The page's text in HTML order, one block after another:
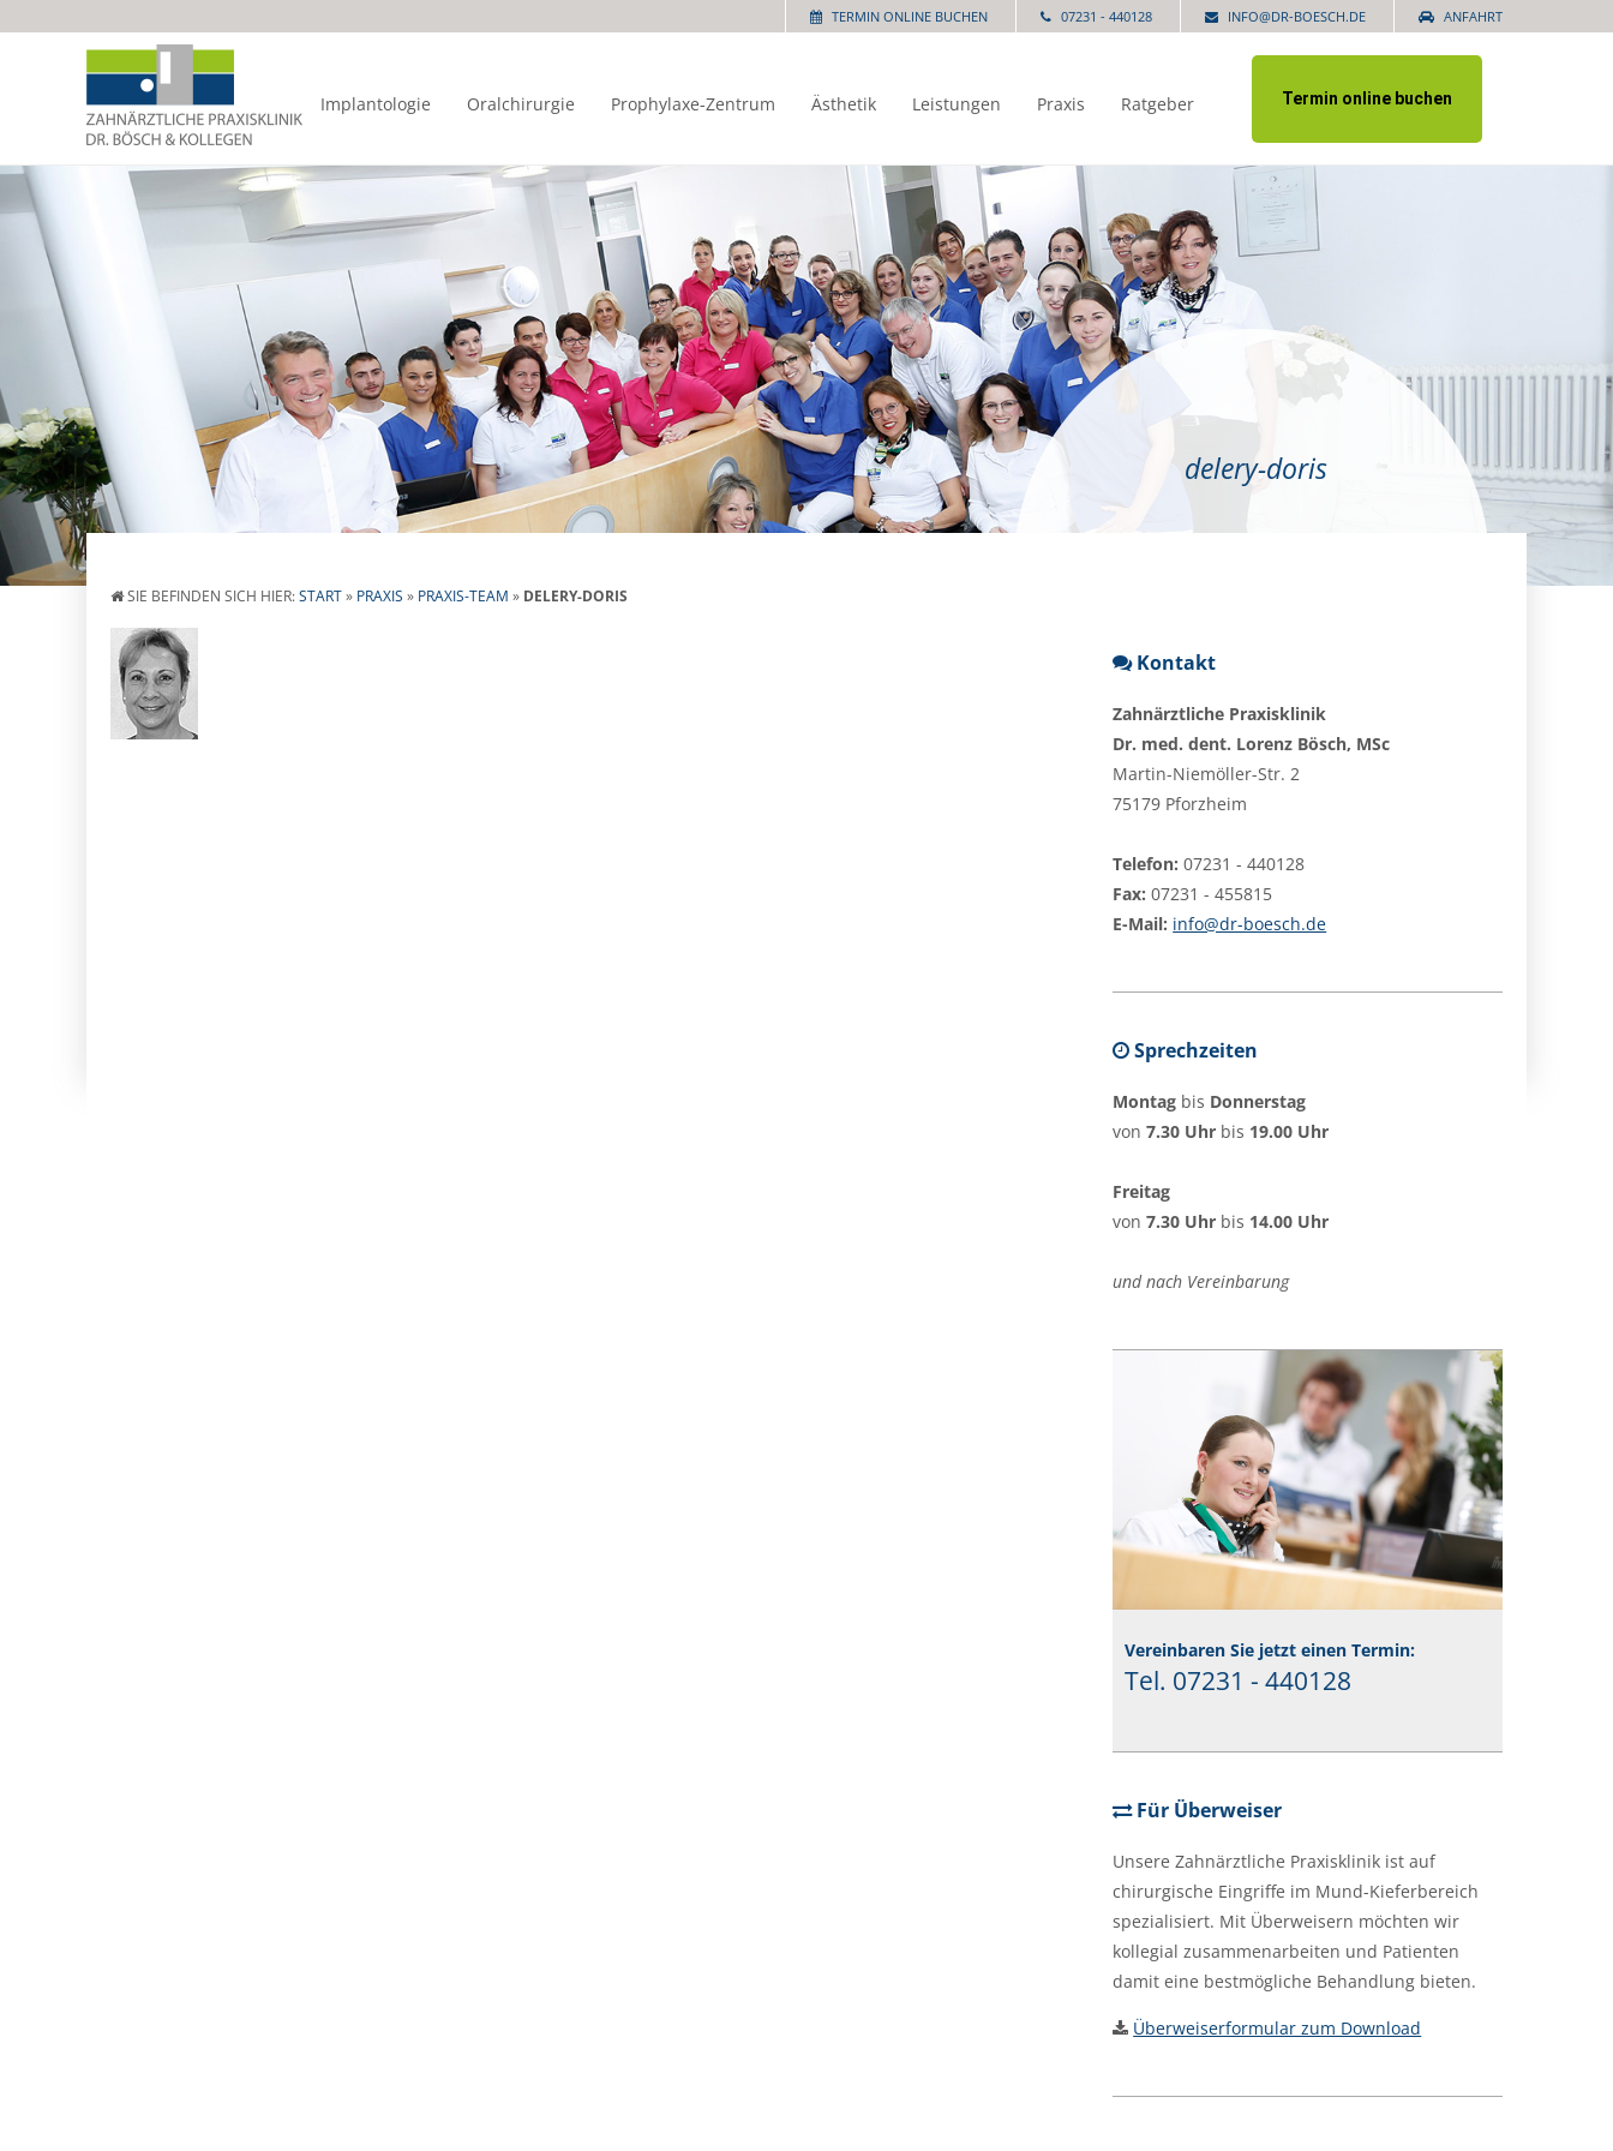
TERMIN ONLINE BUCHEN 07231 - 440128 INFO@DR-BOESCH.DE ANFAHRT
Implantologie Oralchirurgie Prophylaxe-Zentrum Ästhetik Leistungen Praxis Ratgeber Termin online buchen
delery-doris
SIE BEFINDEN SICH HIER:START» PRAXIS » PRAXIS-TEAM » DELERY-DORIS
Kontakt
Zahnärztliche Praxisklinik
Dr. med. dent. Lorenz Bösch, MSc
Martin-Niemöller-Str. 2
75179 Pforzheim
Telefon: 07231 - 440128
Fax: 07231 - 455815
E-Mail: info@dr-boesch.de
Sprechzeiten
Montag bis Donnerstag
von7.30 Uhr bis 19.00 Uhr
Freitag
von7.30 Uhr bis 14.00 Uhr
und nach Vereinbarung
Vereinbaren Sie jetzt einen Termin:
Tel. 07231 - 440128
Für Überweiser
Unsere Zahnärztliche Praxisklinik ist auf
chirurgische Eingriffe im Mund-Kieferbereich
spezialisiert. Mit Überweisern möchten wir
kollegial zusammenarbeiten und Patienten
damit eine bestmögliche Behandlung bieten.
Überweiserformular zum Download